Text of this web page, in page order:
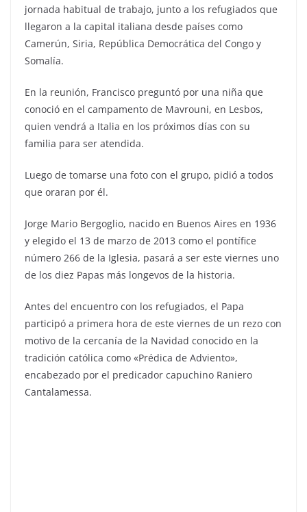
jornada habitual de trabajo, junto a los refugiados que
llegaron a la capital italiana desde países como
Camerún, Siria, República Democrática del Congo y
Somalía.
En la reunión, Francisco preguntó por una niña que
conoció en el campamento de Mavrouni, en Lesbos,
quien vendrá a Italia en los próximos días con su
familia para ser atendida.
Luego de tomarse una foto con el grupo, pidió a todos
que oraran por él.
Jorge Mario Bergoglio, nacido en Buenos Aires en 1936
y elegido el 13 de marzo de 2013 como el pontífice
número 266 de la Iglesia, pasará a ser este viernes uno
de los diez Papas más longevos de la historia.
Antes del encuentro con los refugiados, el Papa
participó a primera hora de este viernes de un rezo con
motivo de la cercanía de la Navidad conocido en la
tradición católica como «Prédica de Adviento»,
encabezado por el predicador capuchino Raniero
Cantalamessa.